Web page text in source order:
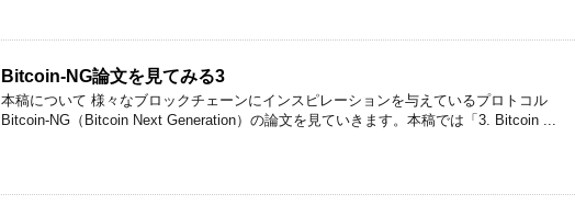
Bitcoin-NG論文を見てみる3
本稿について 様々なブロックチェーンにインスピレーションを与えているプロトコル
Bitcoin-NG（Bitcoin Next Generation）の論文を見ていきます。本稿では「3. Bitcoin ...